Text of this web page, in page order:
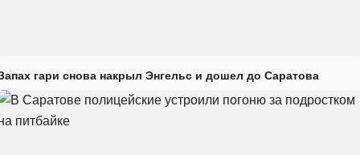
гари снова накрыл Энгельс и дошел до Саратова